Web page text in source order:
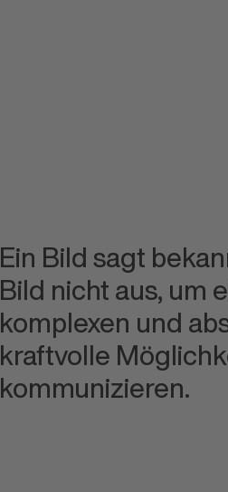
Ein Bild sagt
Bild nicht aus, um
komplexen und
kraftvolle
kommunizieren.